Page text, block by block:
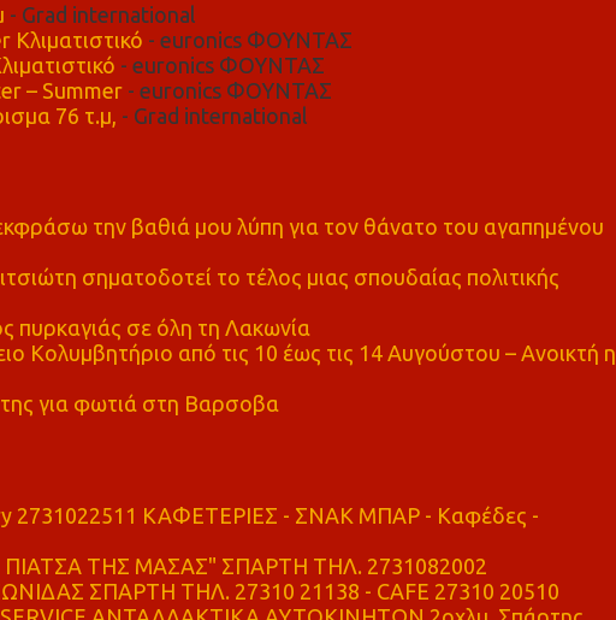
- Grad international
- euronics ΦΟΥΝΤΑΣ
- euronics ΦΟΥΝΤΑΣ
– Summer- euronics ΦΟΥΝΤΑΣ
76 τ.μ, - Grad international
την βαθιά μου λύπη για τον θάνατο του αγαπημένου
σηματοδοτεί το τέλος μιας σπουδαίας πολιτικής
πυρκαγιάς σε όλη τη Λακωνία
Κολυμβητήριο από τις 10 έως τις 14 Αυγούστου – Ανοικτή η
για φωτιά στη Βαρσοβα
2731022511 ΚΑΦΕΤΕΡΙΕΣ - ΣΝΑΚ ΜΠΑΡ - Καφέδες -
ΤΗΣ ΜΑΣΑΣ" ΣΠΑΡΤΗ ΤΗΛ. 2731082002
ΣΠΑΡΤΗ ΤΗΛ. 27310 21138 - CAFE 27310 20510